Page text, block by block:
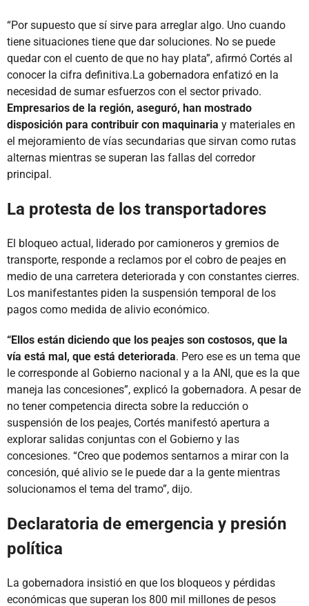
“Por supuesto que sí sirve para arreglar algo. Uno cuando
tiene situaciones tiene que dar soluciones. No se puede
quedar con el cuento de que no hay plata”, afirmó Cortés al
conocer la cifra definitiva.La gobernadora enfatizó en la
necesidad de sumar esfuerzos con el sector privado.
Empresarios de la región, aseguró, han mostrado
disposición para contribuir con maquinaria y materiales en
el mejoramiento de vías secundarias que sirvan como rutas
alternas mientras se superan las fallas del corredor
principal.
La protesta de los transportadores
El bloqueo actual, liderado por camioneros y gremios de
transporte, responde a reclamos por el cobro de peajes en
medio de una carretera deteriorada y con constantes cierres.
Los manifestantes piden la suspensión temporal de los
pagos como medida de alivio económico.
“Ellos están diciendo que los peajes son costosos, que la
vía está mal, que está deteriorada. Pero ese es un tema que
le corresponde al Gobierno nacional y a la ANI, que es la que
maneja las concesiones”, explicó la gobernadora. A pesar de
no tener competencia directa sobre la reducción o
suspensión de los peajes, Cortés manifestó apertura a
explorar salidas conjuntas con el Gobierno y las
concesiones. “Creo que podemos sentarnos a mirar con la
concesión, qué alivio se le puede dar a la gente mientras
solucionamos el tema del tramo”, dijo.
Declaratoria de emergencia y presión
política
La gobernadora insistió en que los bloqueos y pérdidas
económicas que superan los 800 mil millones de pesos